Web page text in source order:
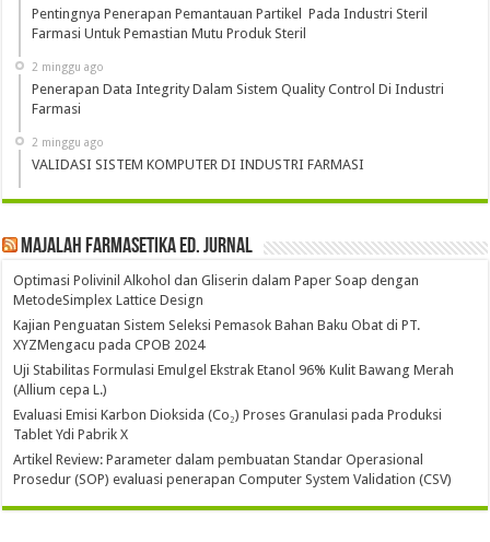
Pentingnya Penerapan Pemantauan Partikel Pada Industri Steril
Farmasi Untuk Pemastian Mutu Produk Steril
2 minggu ago
Penerapan Data Integrity Dalam Sistem Quality Control Di Industri
Farmasi
2 minggu ago
VALIDASI SISTEM KOMPUTER DI INDUSTRI FARMASI
Majalah Farmasetika Ed. Jurnal
Optimasi Polivinil Alkohol dan Gliserin dalam Paper Soap dengan
MetodeSimplex Lattice Design
Kajian Penguatan Sistem Seleksi Pemasok Bahan Baku Obat di PT.
XYZMengacu pada CPOB 2024
Uji Stabilitas Formulasi Emulgel Ekstrak Etanol 96% Kulit Bawang Merah
(Allium cepa L.)
Evaluasi Emisi Karbon Dioksida (Co₂) Proses Granulasi pada Produksi
Tablet Ydi Pabrik X
Artikel Review: Parameter dalam pembuatan Standar Operasional
Prosedur (SOP) evaluasi penerapan Computer System Validation (CSV)